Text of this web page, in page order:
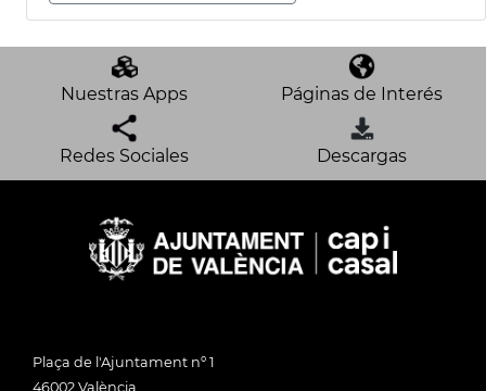
Nuestras Apps Páginas de Interés
Redes Sociales Descargas
Plaça de l'Ajuntament nº 1
46002 València